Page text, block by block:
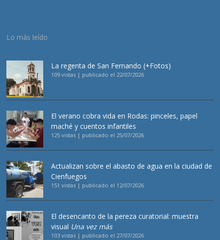
Lo más leído
La regenta de San Fernando (+Fotos)
109 vistas | publicado el 22/07/2026
El verano cobra vida en Rodas: pinceles, papel
maché y cuentos infantiles
125 vistas | publicado el 25/07/2026
Actualizan sobre el abasto de agua en la ciudad de
Cienfuegos
151 vistas | publicado el 12/07/2026
El desencanto de la pereza curatorial: muestra
visual Una vez más
103 vistas | publicado el 27/07/2026